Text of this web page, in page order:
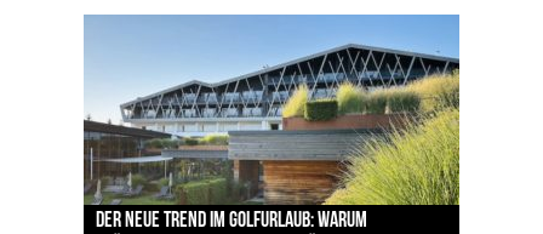
Der neue Trend im Golfurlaub: Warum
Luštica Bay baut Montenegros erste Golf-
Vom 85. Platz zur Claret Jug: Neuseeländer
Claret Jug: Warum Scottie Scheffler die
The Open 2026 in Royal Birkdale: Warum der
traditionsreiche Linksplatz zu den größten